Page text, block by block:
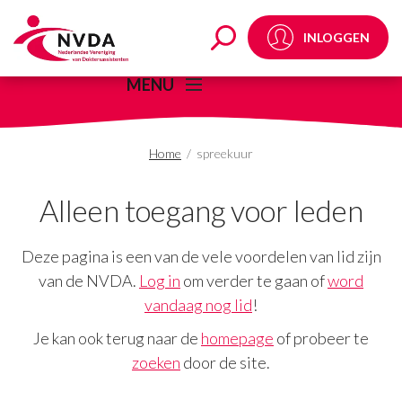
spreekuur Archives -
INLOGGEN
MENU
Home / spreekuur
Alleen toegang voor leden
Deze pagina is een van de vele voordelen van lid zijn
van de NVDA. Log in om verder te gaan ofword
vandaag nog lid!
Je kan ook terug naar de homepage of probeer te
zoeken door de site.